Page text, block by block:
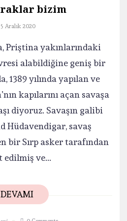
bizim
Aralık 2020
Priştina yakınlarındaki
alabildiğine geniş bir
1389 yılında yapılan ve
kapılarını açan savaşa
diyoruz. Savaşın galibi
Hüdavendigar, savaş
bir Sırp asker tarafından
edilmiş ve...
DEVAMI